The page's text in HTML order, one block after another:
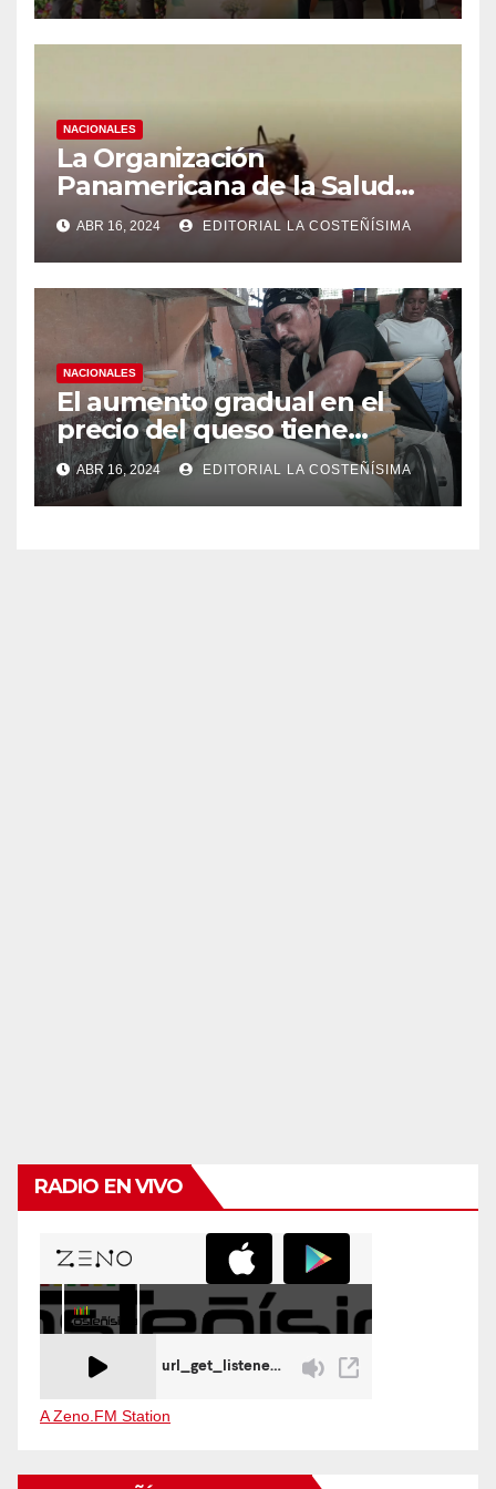
NACIONALES
La Organización
Panamericana de la Salud
(OPS), recomienda reforzar
medidas ante el aumento de
casos de dengue
ABR 16, 2024 EDITORIAL LA COSTEÑÍSIMA
NACIONALES
El aumento gradual en el
precio del queso tiene
efectos a las Panaderias
ABR 16, 2024 EDITORIAL LA COSTEÑÍSIMA
RADIO EN VIVO
A Zeno.FM Station